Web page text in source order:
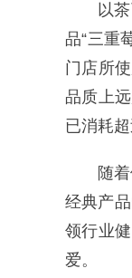
以
品“三重
门店所
品质上
已消耗超
随
经典产
领行业
爱。